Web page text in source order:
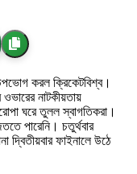
করল ক্রিকেটবিশ্ব।
ওভারের নাটকীয়তায়
ঘরে তুলল স্বাগতিকরা।
পারেনি। চতুর্থবার
দ্বিতীয়বার ফাইনালে উঠে